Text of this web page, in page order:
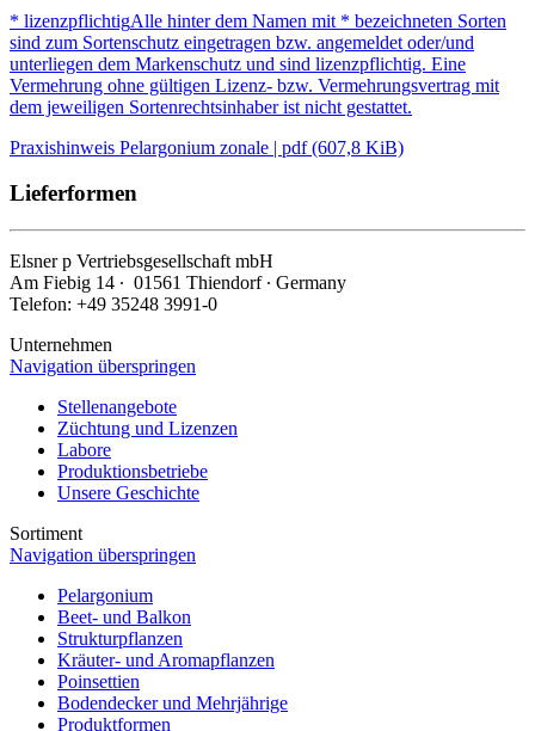
* lizenzpflichtigAlle hinter dem Namen mit * bezeichneten Sorten
sind zum Sortenschutz eingetragen bzw. angemeldet oder/und
unterliegen dem Markenschutz und sind lizenzpflichtig. Eine
Vermehrung ohne gültigen Lizenz- bzw. Vermehrungsvertrag mit
dem jeweiligen Sortenrechtsinhaber ist nicht gestattet.
Praxishinweis Pelargonium zonale | pdf (607,8 KiB)
Lieferformen
Elsnerp Vertriebsgesellschaft mbH
Am Fiebig 14 ∙ 01561 Thiendorf ∙ Germany
Telefon: +49 35248 3991-0
Unternehmen
Navigation überspringen
Stellenangebote
Züchtung und Lizenzen
Labore
Produktionsbetriebe
Unsere Geschichte
Sortiment
Navigation überspringen
Pelargonium
Beet- und Balkon
Strukturpflanzen
Kräuter- und Aromapflanzen
Poinsettien
Bodendecker und Mehrjährige
Produktformen